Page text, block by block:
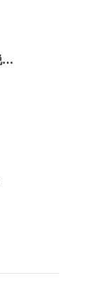
2024MeetBrands中国出海新锐消费品牌榜单报告